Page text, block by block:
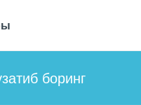
боринг